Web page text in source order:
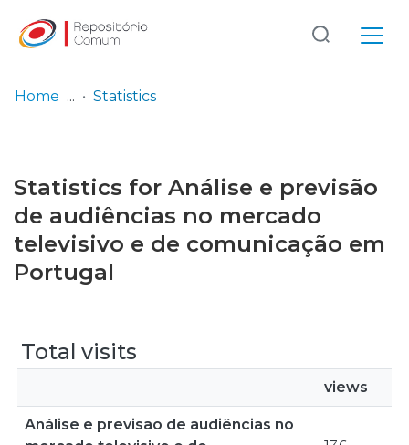
Browse repository
Entities
Log
In
(current)
Home Statistics
Statistics for Análise e previsão
de audiências no mercado
televisivo e de comunicação em
Portugal
Total visits
views
Análise e previsão de audiências no